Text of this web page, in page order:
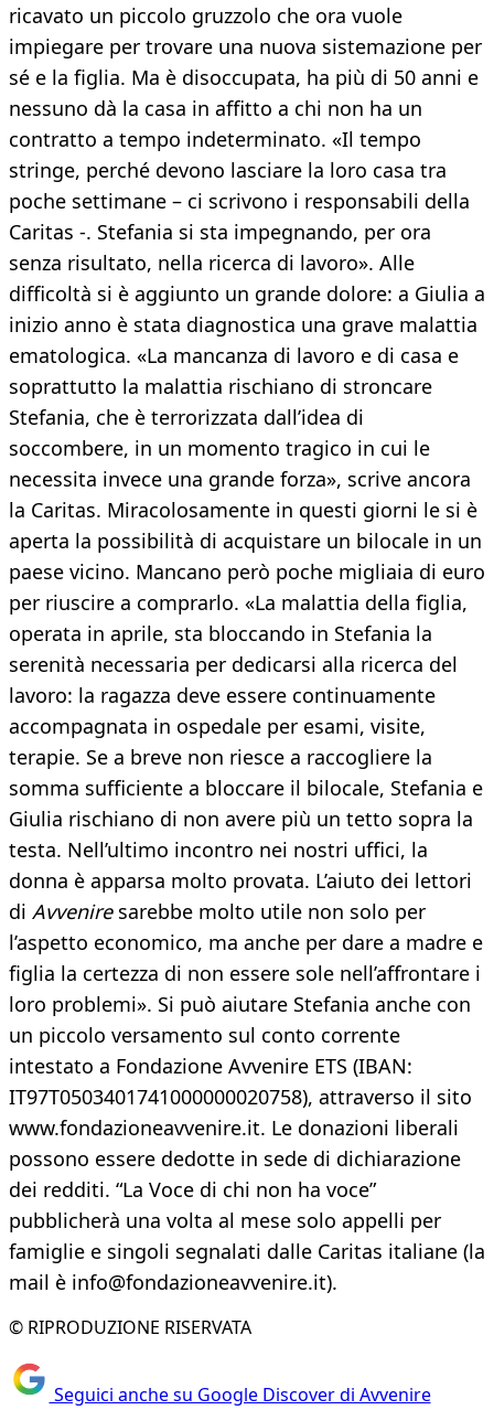
ricavato un piccolo gruzzolo che ora vuole
impiegare per trovare una nuova sistemazione per
sé e la figlia. Ma è disoccupata, ha più di 50 anni e
nessuno dà la casa in affitto a chi non ha un
contratto a tempo indeterminato. «Il tempo
stringe, perché devono lasciare la loro casa tra
poche settimane – ci scrivono i responsabili della
Caritas -. Stefania si sta impegnando, per ora
senza risultato, nella ricerca di lavoro». Alle
difficoltà si è aggiunto un grande dolore: a Giulia a
inizio anno è stata diagnostica una grave malattia
ematologica. «La mancanza di lavoro e di casa e
soprattutto la malattia rischiano di stroncare
Stefania, che è terrorizzata dall’idea di
soccombere, in un momento tragico in cui le
necessita invece una grande forza», scrive ancora
la Caritas. Miracolosamente in questi giorni le si è
aperta la possibilità di acquistare un bilocale in un
paese vicino. Mancano però poche migliaia di euro
per riuscire a comprarlo. «La malattia della figlia,
operata in aprile, sta bloccando in Stefania la
serenità necessaria per dedicarsi alla ricerca del
lavoro: la ragazza deve essere continuamente
accompagnata in ospedale per esami, visite,
terapie. Se a breve non riesce a raccogliere la
somma sufficiente a bloccare il bilocale, Stefania e
Giulia rischiano di non avere più un tetto sopra la
testa. Nell’ultimo incontro nei nostri uffici, la
donna è apparsa molto provata. L’aiuto dei lettori
di Avvenire sarebbe molto utile non solo per
l’aspetto economico, ma anche per dare a madre e
figlia la certezza di non essere sole nell’affrontare i
loro problemi». Si può aiutare Stefania anche con
un piccolo versamento sul conto corrente
intestato a Fondazione Avvenire ETS (IBAN:
IT97T0503401741000000020758), attraverso il sito
www.fondazioneavvenire.it. Le donazioni liberali
possono essere dedotte in sede di dichiarazione
dei redditi. “La Voce di chi non ha voce”
pubblicherà una volta al mese solo appelli per
famiglie e singoli segnalati dalle Caritas italiane (la
mail è info@fondazioneavvenire.it).
© RIPRODUZIONE RISERVATA
Seguici anche su Google Discover di Avvenire